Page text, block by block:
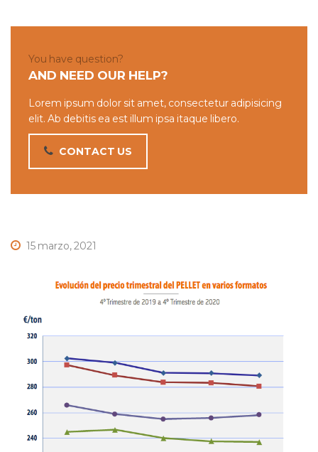
15 marzo, 2021
You have question?
AND NEED OUR HELP?
Lorem ipsum dolor sit amet, consectetur adipisicing
elit. Ab debitis ea est illum ipsa itaque libero.
CONTACT US